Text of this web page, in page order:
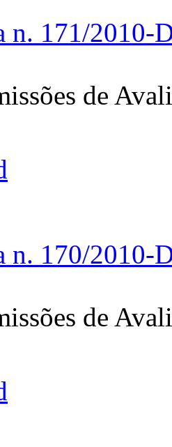
n. 171/2010-
de
n. 170/2010-
de